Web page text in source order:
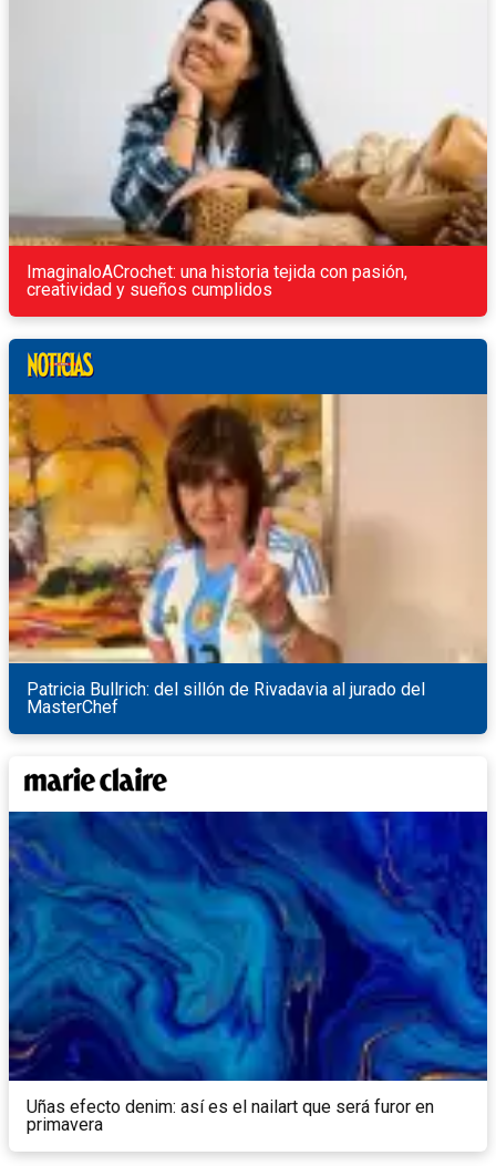
ImaginaloACrochet: una historia tejida con pasión,
creatividad y sueños cumplidos
Patricia Bullrich: del sillón de Rivadavia al jurado del
MasterChef
Uñas efecto denim: así es el nailart que será furor en
primavera